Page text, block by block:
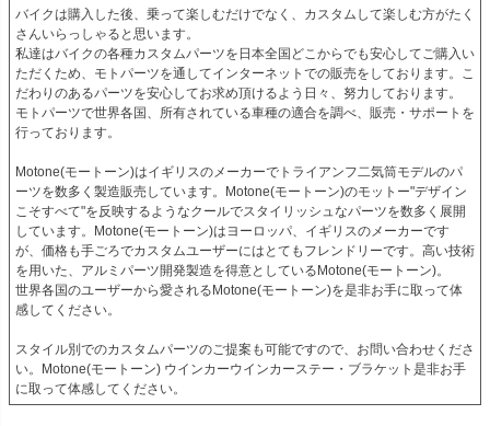
バイクは購入した後、乗って楽しむだけでなく、カスタムして楽しむ方がたく
さんいらっしゃると思います。
私達はバイクの各種カスタムパーツを日本全国どこからでも安心してご購入い
ただくため、モトパーツを通してインターネットでの販売をしております。こ
だわりのあるパーツを安心してお求め頂けるよう日々、努力しております。
モトパーツで世界各国、所有されている車種の適合を調べ、販売・サポートを
行っております。
Motone(モートーン)はイギリスのメーカーでトライアンフ二気筒モデルのパ
ーツを数多く製造販売しています。Motone(モートーン)のモットー"デザイン
こそすべて"を反映するようなクールでスタイリッシュなパーツを数多く展開
しています。Motone(モートーン)はヨーロッパ、イギリスのメーカーです
が、価格も手ごろでカスタムユーザーにはとてもフレンドリーです。高い技術
を用いた、アルミパーツ開発製造を得意としているMotone(モートーン)。
世界各国のユーザーから愛されるMotone(モートーン)を是非お手に取って体
感してください。
スタイル別でのカスタムパーツのご提案も可能ですので、お問い合わせくださ
い。Motone(モートーン) ウインカーウインカーステー・ブラケット是非お手
に取って体感してください。